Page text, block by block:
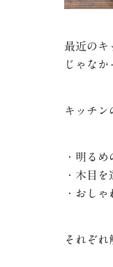
最近のキ
じゃな
キッチン
・明る
・木目
・おし
それぞれ